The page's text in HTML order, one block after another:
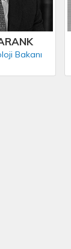
Bakanı